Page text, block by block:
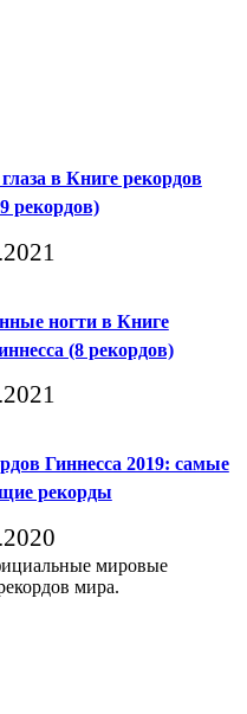
в Книге рекордов
рекордов)
ногти в Книге
(8 рекордов)
Гиннесса 2019: самые
рекорды
мировые
мира.